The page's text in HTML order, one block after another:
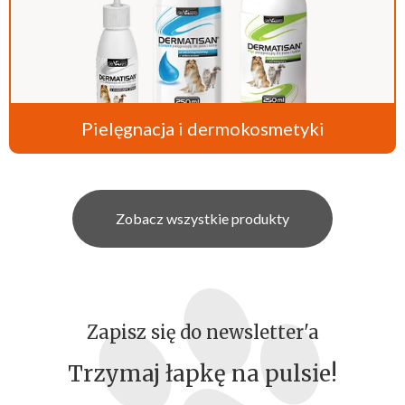
Pielęgnacja i dermokosmetyki
Zobacz wszystkie produkty
Zapisz się do newsletter'a
Trzymaj łapkę na pulsie!